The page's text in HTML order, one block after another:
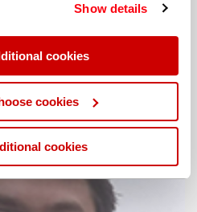
Show details
cookies
cookies
cookies